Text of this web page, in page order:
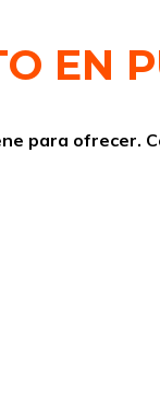
EN
para ofrecer.